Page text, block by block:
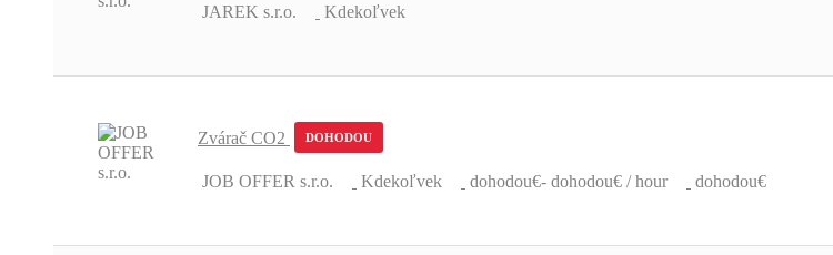
JAREK s.r.o. Kdekoľvek
Zvárač CO2 DOHODOU
JOB OFFER s.r.o. Kdekoľvek dohodou€- dohodou€ / hour dohodou€